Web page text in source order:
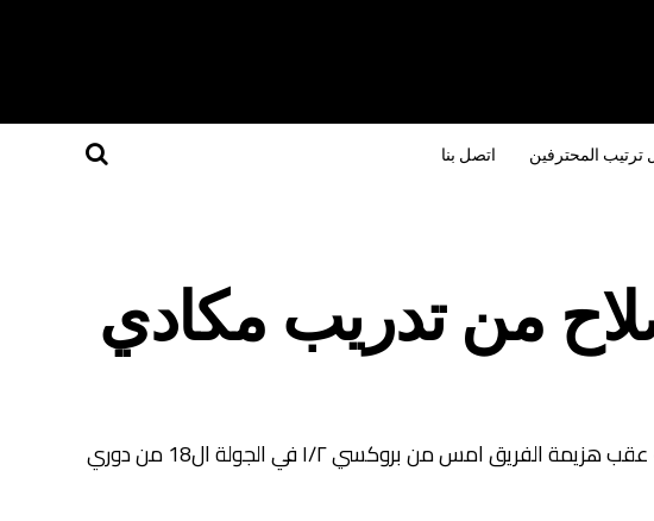
ترتيب المحترفين اتصل بنا
من تدريب مكادي
تقدم محمد الصلاح المدير الفني لمكادي باستقالته عقب هزيمة الفريق امس من بروكسي ١/٢ في الجولة ال18 من دوري